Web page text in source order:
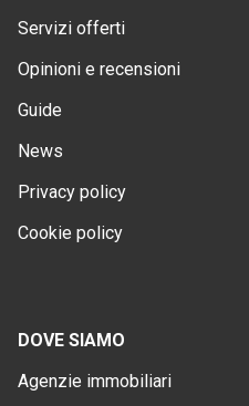
Servizi offerti
Opinioni e recensioni
Guide
News
Privacy policy
Cookie policy
DOVE SIAMO
Agenzie immobiliari